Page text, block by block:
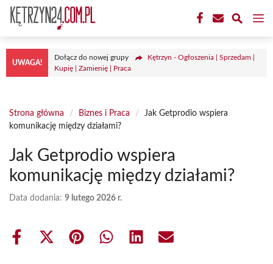
Przejdź
treści
UWAGA!
Dołącz do nowej grupy
Kętrzyn - Ogłoszenia | Sprzedam |
Kupię | Zamienię | Praca
Strona główna / Biznes i Praca /
Jak Getprodio wspiera
komunikację między działami?
Jak Getprodio wspiera
komunikację między działami?
Data dodania: 9 lutego 2026 r.
Share
Share Share Share Share Share